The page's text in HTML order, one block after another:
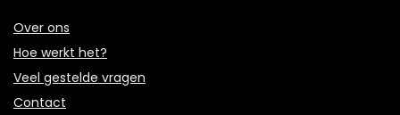
Over ons
Hoe werkt het?
Veel gestelde vragen
Contact